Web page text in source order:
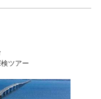
ツアー